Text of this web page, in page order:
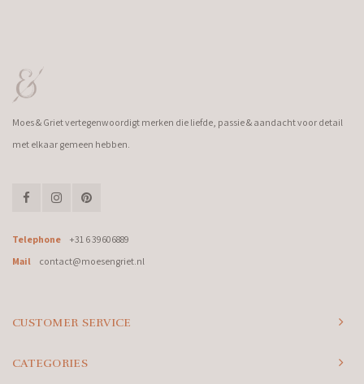
Moes & Griet vertegenwoordigt merken die liefde, passie & aandacht voor detail
met elkaar gemeen hebben.
Telephone
+31 6 39606889
Mail
contact@moesengriet.nl
CUSTOMER SERVICE
CATEGORIES